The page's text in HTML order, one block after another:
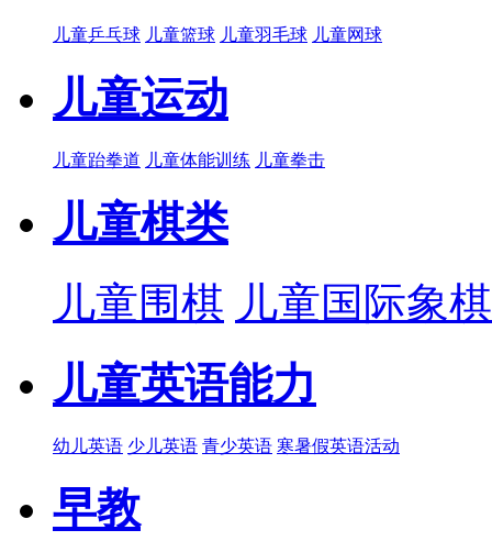
儿童乒乓球 儿童篮球 儿童羽毛球 儿童网球
儿童运动
儿童跆拳道 儿童体能训练 儿童拳击
儿童棋类
儿童围棋 儿童国际象棋
儿童英语能力
幼儿英语 少儿英语 青少英语 寒暑假英语活动
早教